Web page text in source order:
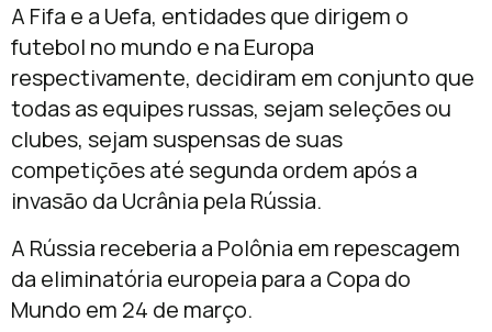
A Fifa e a Uefa, entidades que dirigem o
futebol no mundo e na Europa
respectivamente, decidiram em conjunto que
todas as equipes russas, sejam seleções ou
clubes, sejam suspensas de suas
competições até segunda ordem após a
invasão da Ucrânia pela Rússia.
A Rússia receberia a Polônia em repescagem
da eliminatória europeia para a Copa do
Mundo em 24 de março.